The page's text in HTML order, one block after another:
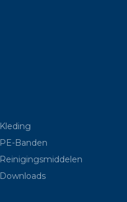
Kleding
PE-Banden
Reinigingsmiddelen
Downloads